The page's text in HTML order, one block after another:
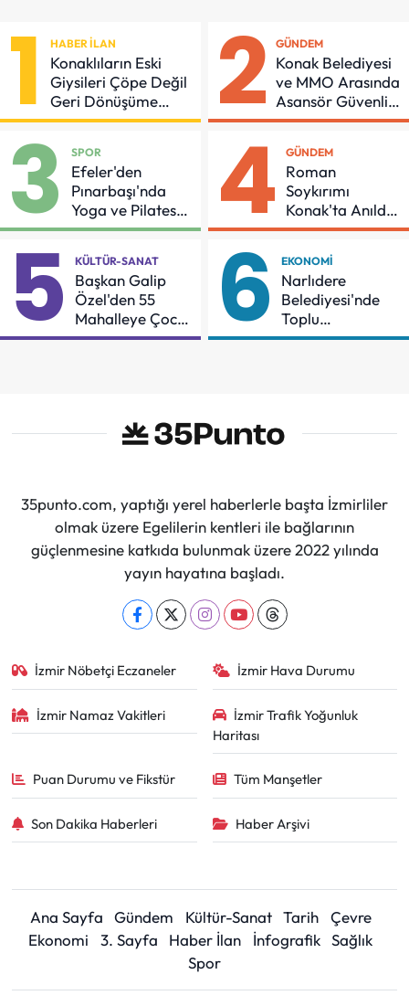
1 HABER İLAN
Konaklıların Eski
Giysileri Çöpe Değil
Geri Dönüşüme
Gidiyor
2 GÜNDEM
Konak Belediyesi
ve MMO Arasında
Asansör Güvenliği
İçin Önemli
3 SPOR
Efeler'den
Pınarbaşı'nda
Yoga ve Pilates
Buluşması
4 GÜNDEM
Roman
Soykırımı
Konak'ta Anıldı:
"Eşit Bir Yaşam
Sürdüreceğiz"
5 KÜLTÜR-SANAT
Başkan Galip
Özel'den 55
Mahalleye Çocuk
Şenliği
6 EKONOMI
Narlıdere
Belediyesi'nde
Toplu
Sözleşmeye
35punto.com, yaptığı yerel haberlerle başta İzmirliler
olmak üzere Egelilerin kentleri ile bağlarının
güçlenmesine katkıda bulunmak üzere 2022 yılında
yayın hayatına başladı.
İzmir Nöbetçi Eczaneler İzmir Hava Durumu
İzmir Namaz Vakitleri
İzmir Trafik Yoğunluk
Haritası
Puan Durumu ve Fikstür Tüm Manşetler
Son Dakika Haberleri Haber Arşivi
Ana Sayfa Gündem Kültür-Sanat Tarih
Çevre
Ekonomi
3. Sayfa Haber İlan İnfografik Sağlık
Spor